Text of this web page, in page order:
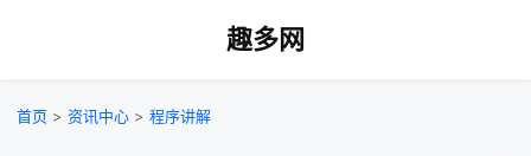
趣多网
首页 > 资讯中心 > 程序讲解